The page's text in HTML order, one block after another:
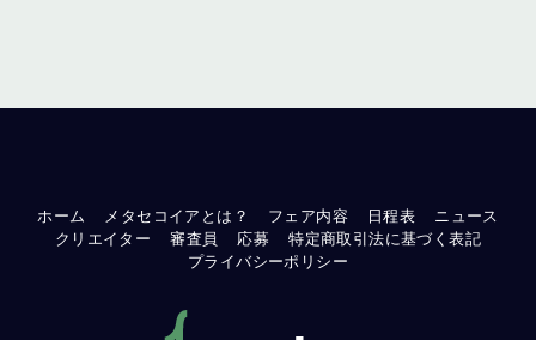
ホーム メタセコイアとは？ フェア内容 日程表
ニュース
クリエイター
審査員 応募
特定商取引法に基づく表記
プライバシーポリシー